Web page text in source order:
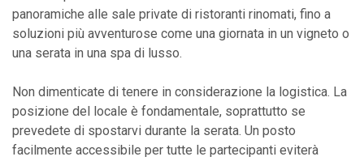
panoramiche alle sale private di ristoranti rinomati, fino a
soluzioni più avventurose come una giornata in un vigneto o
una serata in una spa di lusso.
Non dimenticate di tenere in considerazione la logistica. La
posizione del locale è fondamentale, soprattutto se
prevedete di spostarvi durante la serata. Un posto
facilmente accessibile per tutte le partecipanti eviterà